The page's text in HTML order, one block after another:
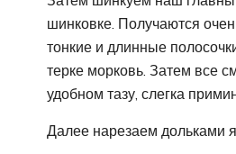
шинковке. Получаются
тонкие и длинные
терке морковь. Затем все
удобном тазу, слегка
Далее нарезаем дольками